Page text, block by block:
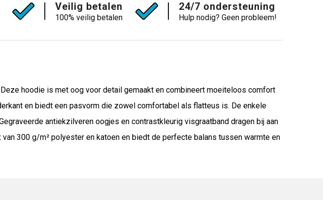
Veilig betalen
100% veilig betalen
24/7 ondersteuning
Hulp nodig? Geen probleem!
hoodie is met oog voor detail gemaakt en combineert moeiteloos comfort
en biedt een pasvorm die zowel comfortabel als flatteus is. De enkele
antiekzilveren oogjes en contrastkleurig visgraatband dragen bij aan
300 g/m² polyester en katoen en biedt de perfecte balans tussen warmte en